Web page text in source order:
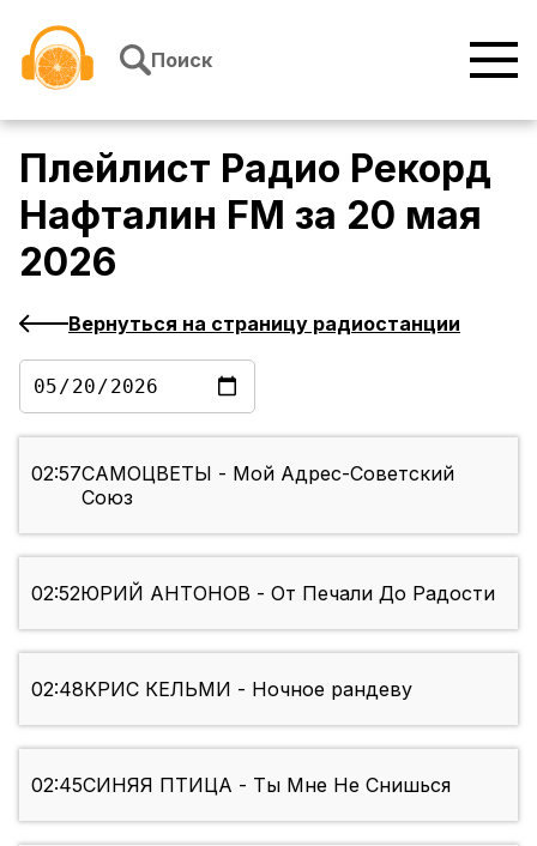
Поиск
Плейлист Радио Рекорд
Нафталин FM за 20 мая
2026
Вернуться на страницу радиостанции
02:57САМОЦВЕТЫ - Мой Адрес-Советский
Союз
02:52ЮРИЙ АНТОНОВ - От Печали До Радости
02:48КРИС КЕЛЬМИ - Ночное рандеву
02:45СИНЯЯ ПТИЦА - Ты Мне Не Снишься